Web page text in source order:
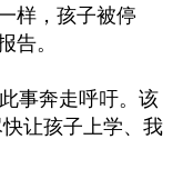
样，孩子被停
告。
事奔走呼吁。该
让孩子上学、我